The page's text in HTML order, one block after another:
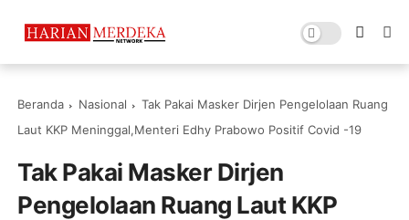
Beranda Nasional
Tak Pakai Masker Dirjen Pengelolaan Ruang
Laut KKP Meninggal,Menteri Edhy Prabowo Positif Covid -19
Tak Pakai Masker Dirjen
Pengelolaan Ruang Laut KKP